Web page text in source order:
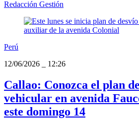
Redacción Gestión
Perú
12/06/2026
12:26
Callao: Conozca el plan
vehicular en avenida
este domingo 14